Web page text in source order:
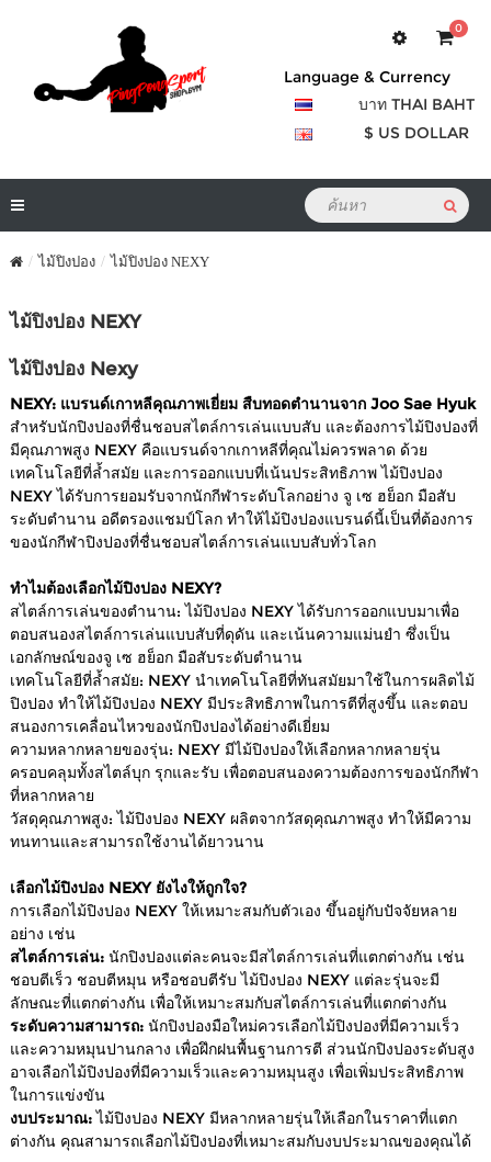
0
Language & Currency
บาท THAI BAHT
$ US DOLLAR
ไม้ปิงปอง ไม้ปิงปอง NEXY
ไม้ปิงปอง NEXY
ไม้ปิงปอง Nexy
NEXY: แบรนด์เกาหลีคุณภาพเยี่ยม สืบทอดตำนานจาก Joo Sae Hyuk
สำหรับนักปิงปองที่ชื่นชอบสไตล์การเล่นแบบสับ และต้องการไม้ปิงปองที่
มีคุณภาพสูง NEXY คือแบรนด์จากเกาหลีที่คุณไม่ควรพลาด ด้วย
เทคโนโลยีที่ล้ำสมัย และการออกแบบที่เน้นประสิทธิภาพ ไม้ปิงปอง
NEXY ได้รับการยอมรับจากนักกีฬาระดับโลกอย่าง จู เซ ฮย็อก มือสับ
ระดับตำนาน อดีตรองแชมป์โลก ทำให้ไม้ปิงปองแบรนด์นี้เป็นที่ต้องการ
ของนักกีฬาปิงปองที่ชื่นชอบสไตล์การเล่นแบบสับทั่วโลก
ทำไมต้องเลือกไม้ปิงปอง NEXY?
สไตล์การเล่นของตำนาน: ไม้ปิงปอง NEXY ได้รับการออกแบบมาเพื่อ
ตอบสนองสไตล์การเล่นแบบสับที่ดุดัน และเน้นความแม่นยำ ซึ่งเป็น
เอกลักษณ์ของจู เซ ฮย็อก มือสับระดับตำนาน
เทคโนโลยีที่ล้ำสมัย: NEXY นำเทคโนโลยีที่ทันสมัยมาใช้ในการผลิตไม้
ปิงปอง ทำให้ไม้ปิงปอง NEXY มีประสิทธิภาพในการตีที่สูงขึ้น และตอบ
สนองการเคลื่อนไหวของนักปิงปองได้อย่างดีเยี่ยม
ความหลากหลายของรุ่น: NEXY มีไม้ปิงปองให้เลือกหลากหลายรุ่น
ครอบคลุมทั้งสไตล์บุก รุกและรับ เพื่อตอบสนองความต้องการของนักกีฬา
ที่หลากหลาย
วัสดุคุณภาพสูง: ไม้ปิงปอง NEXY ผลิตจากวัสดุคุณภาพสูง ทำให้มีความ
ทนทานและสามารถใช้งานได้ยาวนาน
เลือกไม้ปิงปอง NEXY ยังไงให้ถูกใจ?
การเลือกไม้ปิงปอง NEXY ให้เหมาะสมกับตัวเอง ขึ้นอยู่กับปัจจัยหลาย
อย่าง เช่น
สไตล์การเล่น: นักปิงปองแต่ละคนจะมีสไตล์การเล่นที่แตกต่างกัน เช่น
ชอบตีเร็ว ชอบตีหมุน หรือชอบตีรับ ไม้ปิงปอง NEXY แต่ละรุ่นจะมี
ลักษณะที่แตกต่างกัน เพื่อให้เหมาะสมกับสไตล์การเล่นที่แตกต่างกัน
ระดับความสามารถ: นักปิงปองมือใหม่ควรเลือกไม้ปิงปองที่มีความเร็ว
และความหมุนปานกลาง เพื่อฝึกฝนพื้นฐานการตี ส่วนนักปิงปองระดับสูง
อาจเลือกไม้ปิงปองที่มีความเร็วและความหมุนสูง เพื่อเพิ่มประสิทธิภาพ
ในการแข่งขัน
งบประมาณ:ไม้ปิงปอง NEXY มีหลากหลายรุ่นให้เลือกในราคาที่แตก
ต่างกัน คุณสามารถเลือกไม้ปิงปองที่เหมาะสมกับงบประมาณของคุณได้